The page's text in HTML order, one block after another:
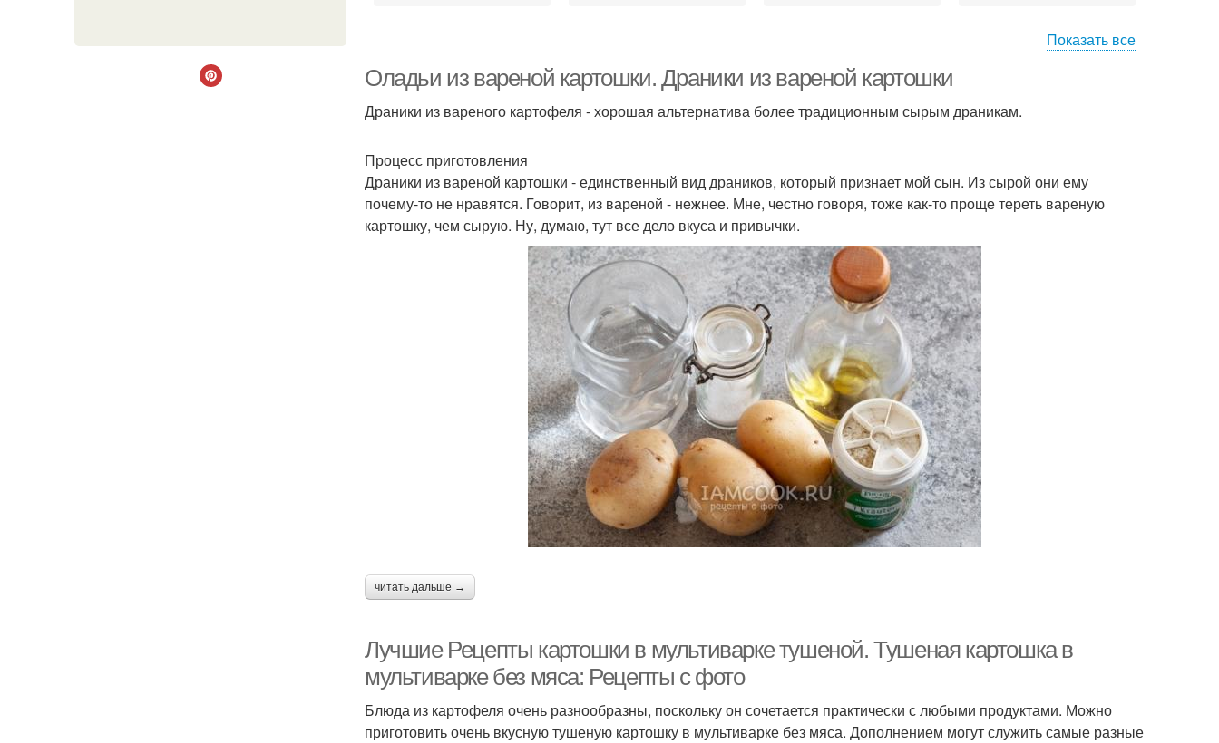
Шарики с мясом Картофель с мясом Вкусная картошка
Говядина с картошкой Жареная картошка
Картошка со шкварками Картошка с луком
Показать все
Оладьи из вареной картошки. Драники из вареной картошки
Драники из вареного картофеля - хорошая альтернатива более традиционным сырым драникам.
Процесс приготовления
Драники из вареной картошки - единственный вид драников, который признает мой сын. Из сырой они ему
почему-то не нравятся. Говорит, из вареной - нежнее. Мне, честно говоря, тоже как-то проще тереть вареную
картошку, чем сырую. Ну, думаю, тут все дело вкуса и привычки.
читать дальше →
Лучшие Рецепты картошки в мультиварке тушеной. Тушеная картошка в
мультиварке без мяса: Рецепты с фото
Блюда из картофеля очень разнообразны, поскольку он сочетается практически с любыми продуктами. Можно
приготовить очень вкусную тушеную картошку в мультиварке без мяса. Дополнением могут служить самые разные